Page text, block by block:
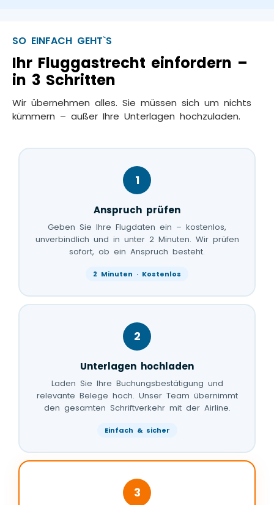
SO EINFACH GEHT`S
Ihr Fluggastrecht einfordern –
in 3 Schritten
Wir übernehmen alles. Sie müssen sich um nichts
kümmern – außer Ihre Unterlagen hochzuladen.
1
Anspruch prüfen
Geben Sie Ihre Flugdaten ein – kostenlos,
unverbindlich und in unter 2 Minuten. Wir prüfen
sofort, ob ein Anspruch besteht.
2 Minuten · Kostenlos
2
Unterlagen hochladen
Laden Sie Ihre Buchungsbestätigung und
relevante Belege hoch. Unser Team übernimmt
den gesamten Schriftverkehr mit der Airline.
Einfach & sicher
3